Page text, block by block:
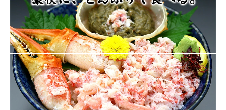
領収書・納品書等は一切同封しておりません。領収書は購入履歴
から印刷してご利用ください。